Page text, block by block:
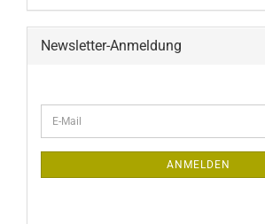
Newsletter-Anmeldung
ANMELDEN